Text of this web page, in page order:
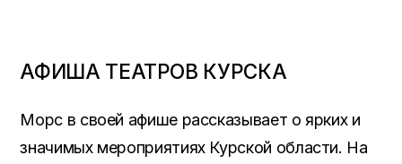
АФИША ТЕАТРОВ КУРСКА
Морс в своей афише рассказывает о ярких и
значимых мероприятиях Курской области. На